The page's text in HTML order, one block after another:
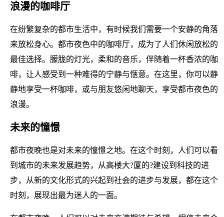
浪漫的咖啡厅
在纷繁复杂的都市生活中，有时候我们需要一个安静的角落
来放松身心。都市夜色中的咖啡厅，成为了人们休闲放松的
最佳选择。朦胧的灯光，柔和的音乐，伴随着一杯香浓的咖
啡，让人感受到一种难得的宁静与惬意。在这里，你可以静
静地享受一杯咖啡，或与朋友悠闲地聊天，享受都市夜色的
浪漫。
未来的憧憬
都市夜晚也是对未来的憧憬之地。在这个时刻，人们可以看
到城市的未来发展趋势，从高楼大?厦的?建设到科技的进
步，从新的文化形式的兴起到社会的进步与发展，都在这个
时刻，展现出最为迷人的一面。